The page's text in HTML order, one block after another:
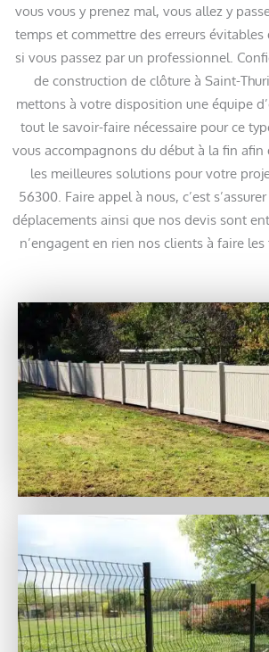
vous vous y prenez mal, vous allez y
temps et commettre des erreurs évitables
si vous passez par un professionnel.
de construction de clôture à Saint-
mettons à votre disposition une équipe
tout le savoir-faire nécessaire pour ce
vous accompagnons du début à la fin afin
les meilleures solutions pour votre
56300. Faire appel à nous, c’est
déplacements ainsi que nos devis sont
n’engagent en rien nos clients à faire les